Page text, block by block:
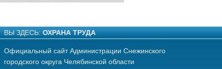
ВЫ ЗДЕСЬ: ОХРАНА ТРУДА
Официальный сайт Администрации Снежинского
городского округа Челябинской области